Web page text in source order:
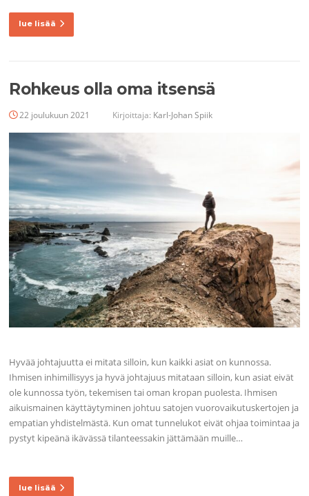
lue lisää
Rohkeus olla oma itsensä
22 joulukuun 2021 Kirjoittaja: Karl-Johan Spiik
Hyvää johtajuutta ei mitata silloin, kun kaikki asiat on kunnossa.
Ihmisen inhimillisyys ja hyvä johtajuus mitataan silloin, kun asiat eivät
ole kunnossa työn, tekemisen tai oman kropan puolesta. Ihmisen
aikuismainen käyttäytyminen johtuu satojen vuorovaikutuskertojen ja
empatian yhdistelmästä. Kun omat tunnelukot eivät ohjaa toimintaa ja
pystyt kipeänä ikävässä tilanteessakin jättämään muille…
lue lisää